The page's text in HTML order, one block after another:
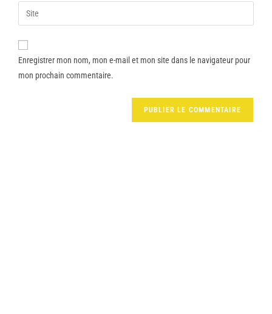
Enregistrer mon nom, mon e-mail et mon site dans le navigateur pour
mon prochain commentaire.